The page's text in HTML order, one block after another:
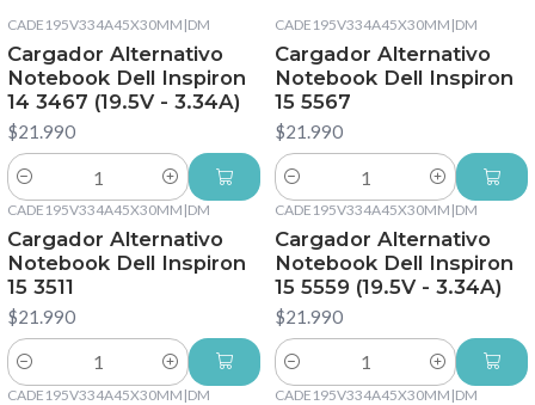
CADE195V334A45X30MM |DM
Cargador Alternativo
Notebook Dell Inspiron
14 3467 (19.5V - 3.34A)
$21.990
Cantidad
CADE195V334A45X30MM |DM
Cargador Alternativo
Notebook Dell Inspiron
15 5567
$21.990
Cantidad
CADE195V334A45X30MM |DM
Cargador Alternativo
Notebook Dell Inspiron
15 3511
$21.990
Cantidad
CADE195V334A45X30MM |DM
Cargador Alternativo
Notebook Dell Inspiron
15 5559 (19.5V - 3.34A)
$21.990
Cantidad
CADE195V334A45X30MM |DM CADE195V334A45X30MM |DM